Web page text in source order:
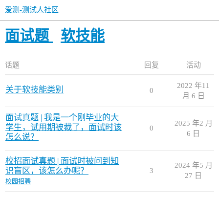
爱测-测试人社区
面试题 软技能
话题 回复 活动
关于软技能类别 0
2022 年11
月 6 日
面试真题 | 我是一个刚毕业的大
学生，试用期被裁了，面试时该
怎么说？
0
2025 年2 月
6 日
校招面试真题 | 面试时被问到知
识盲区，该怎么办呢？
校园招聘
3
2024 年5 月
27 日